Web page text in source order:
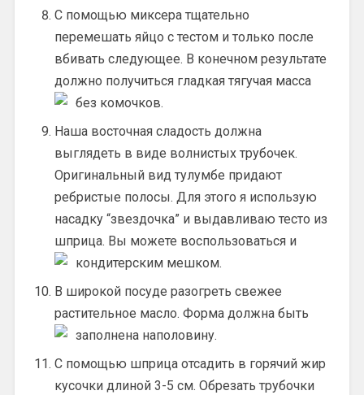
С помощью миксера тщательно
перемешать яйцо с тестом и только после
вбивать следующее. В конечном результате
должно получиться гладкая тягучая масса
без комочков.
Наша восточная сладость должна
выглядеть в виде волнистых трубочек.
Оригинальный вид тулумбе придают
ребристые полосы. Для этого я использую
насадку “звездочка” и выдавливаю тесто из
шприца. Вы можете воспользоваться и
кондитерским мешком.
В широкой посуде разогреть свежее
растительное масло. Форма должна быть
заполнена наполовину.
С помощью шприца отсадить в горячий жир
кусочки длиной 3-5 см. Обрезать трубочки